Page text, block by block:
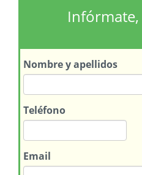
Infórmate,
Nombrey apellidos
Teléfono
Email